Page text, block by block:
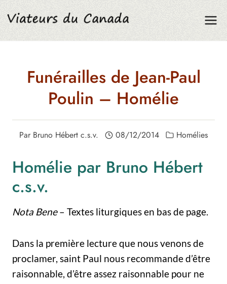
Aller
au
contenu
Funérailles de Jean-Paul
Poulin – Homélie
Par Bruno Hébert c.s.v. 08/12/2014 Homélies
Homélie par Bruno Hébert
c.s.v.
Nota Bene– Textes liturgiques en bas de page.
Dans la première lecture que nous venons de
proclamer, saint Paul nous recommande d’être
raisonnable, d’être assez raisonnable pour ne